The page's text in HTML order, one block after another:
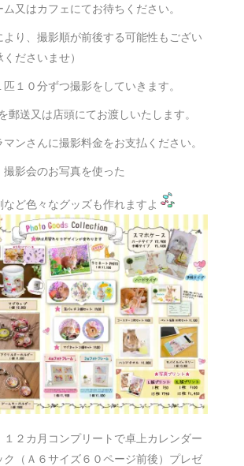
又はカフェにてお待ちください。
より、撮影順が前後する可能性もござい
ださいませ）
１０分ずつ撮影をしていきます。
郵送又は店頭にてお渡しいたします。
ンさんに撮影料金をお支払ください。
撮影会のお写真を使った
ど色々なグッズも作れますよ
１２カ月コンプリートで卓上カレンダー
ク（Ａ６サイズ６０ページ前後）プレゼ